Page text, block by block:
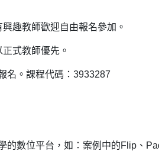
趣教師歡迎自由報名參加。
式教師優先。
名。課程代碼：3933287
數位平台，如：案例中的Flip、